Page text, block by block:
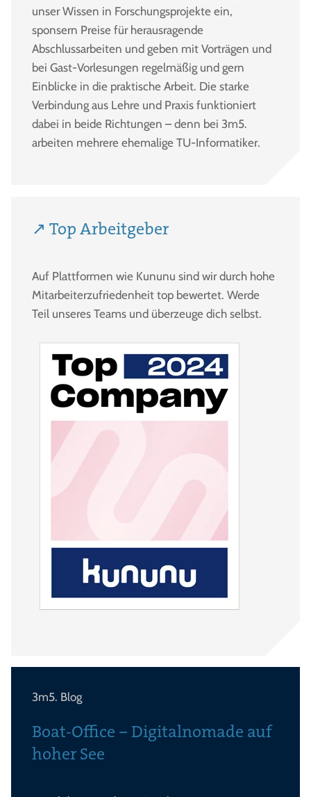
unser Wissen in Forschungsprojekte ein,
sponsern Preise für herausragende
Abschlussarbeiten und geben mit Vorträgen und
bei Gast-Vorlesungen regelmäßig und gern
Einblicke in die praktische Arbeit. Die starke
Verbindung aus Lehre und Praxis funktioniert
dabei in beide Richtungen – denn bei 3m5.
arbeiten mehrere ehemalige TU-Informatiker.
↗ Top Arbeitgeber
Auf Plattformen wie Kununu sind wir durch hohe
Mitarbeiterzufriedenheit top bewertet. Werde
Teil unseres Teams und überzeuge dich selbst.
3m5. Blog
Boat-Office – Digitalnomade auf
hoher See